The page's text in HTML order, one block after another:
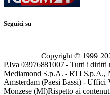
Seguici su
Copyright © 1999-
P.Iva 03976881007 - Tutti i diritti
Mediamond S.p.A. - RTI S.p.A.,
Amsterdam (Paesi Bassi) - Uffici
Monzese (MI)Rispetto ai